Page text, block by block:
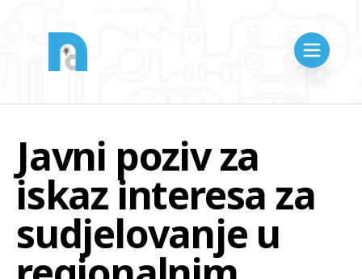
Javni poziv za
iskaz interesa za
sudjelovanje u